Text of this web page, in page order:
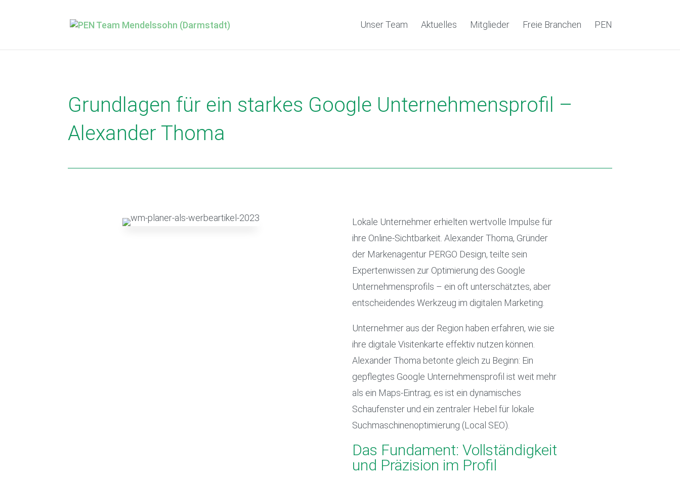
Unser Team Aktuelles Mitglieder Freie Branchen PEN
Grundlagen für ein starkes Google Unternehmensprofil –
Alexander Thoma
Lokale Unternehmer erhielten wertvolle Impulse für
ihre Online-Sichtbarkeit. Alexander Thoma, Gründer
der Markenagentur PERGO Design, teilte sein
Expertenwissen zur Optimierung des Google
Unternehmensprofils – ein oft unterschätztes, aber
entscheidendes Werkzeug im digitalen Marketing.
Unternehmer aus der Region haben erfahren, wie sie
ihre digitale Visitenkarte effektiv nutzen können.
Alexander Thoma betonte gleich zu Beginn: Ein
gepflegtes Google Unternehmensprofil ist weit mehr
als ein Maps-Eintrag; es ist ein dynamisches
Schaufenster und ein zentraler Hebel für lokale
Suchmaschinenoptimierung (Local SEO).
Das Fundament: Vollständigkeit
und Präzision im Profil